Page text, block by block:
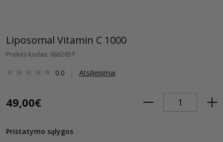
Liposomal Vitamin C 1000
Prekės kodas: 6662657
0.0 Atsiliepimai
49,00€
Pristatymo sąlygos